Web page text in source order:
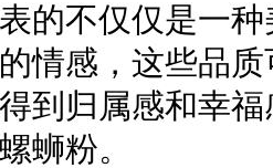
的不仅仅是一
情感，这些品
到归属感和幸
蛳粉。